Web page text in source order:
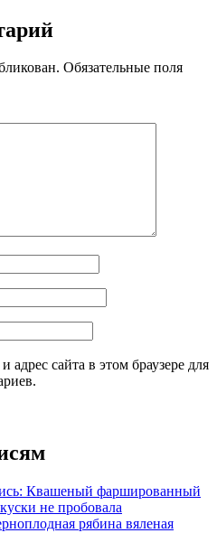
Обязательные поля
адрес сайта в этом браузере для
Квашеный фаршированный
не пробовала
рябина вяленая